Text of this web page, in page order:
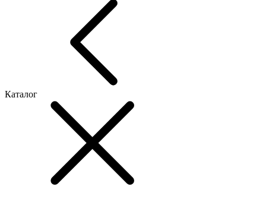
Каталог